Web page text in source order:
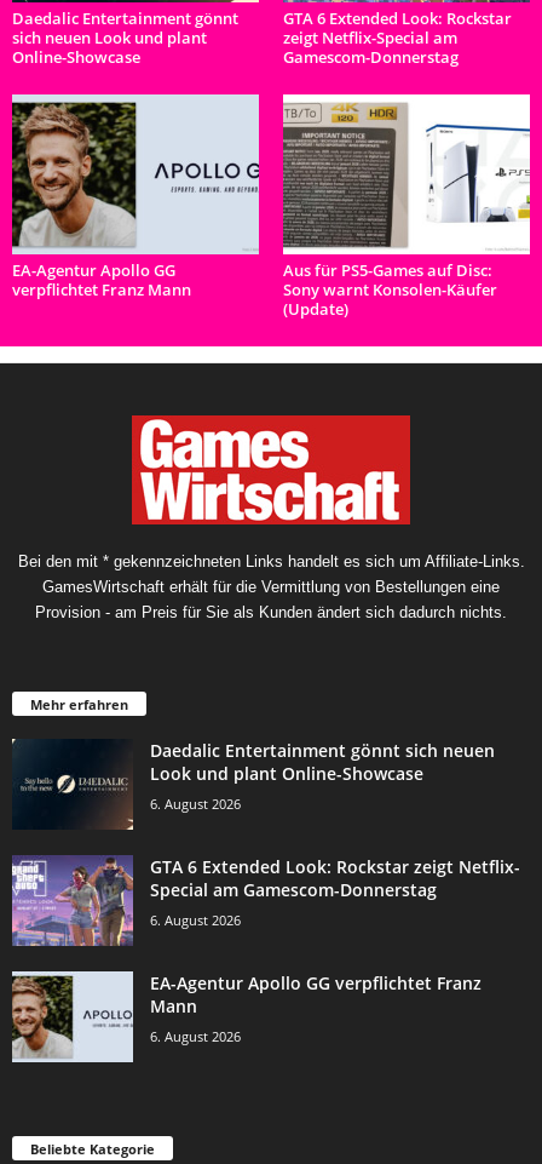
Daedalic Entertainment gönnt
sich neuen Look und plant
Online-Showcase
GTA 6 Extended Look: Rockstar
zeigt Netflix-Special am
Gamescom-Donnerstag
EA-Agentur Apollo GG
verpflichtet Franz Mann
Aus für PS5-Games auf Disc:
Sony warnt Konsolen-Käufer
(Update)
Bei den mit * gekennzeichneten Links handelt es sich um Affiliate-Links.
GamesWirtschaft erhält für die Vermittlung von Bestellungen eine
Provision - am Preis für Sie als Kunden ändert sich dadurch nichts.
Mehr erfahren
Daedalic Entertainment gönnt sich neuen
Look und plant Online-Showcase
6. August 2026
GTA 6 Extended Look: Rockstar zeigt Netflix-
Special am Gamescom-Donnerstag
6. August 2026
EA-Agentur Apollo GG verpflichtet Franz
Mann
6. August 2026
Beliebte Kategorie